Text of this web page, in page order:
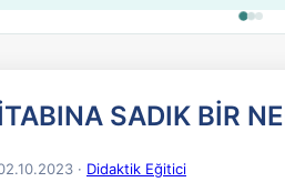
SADIK BİR
· Didaktik Eğitici